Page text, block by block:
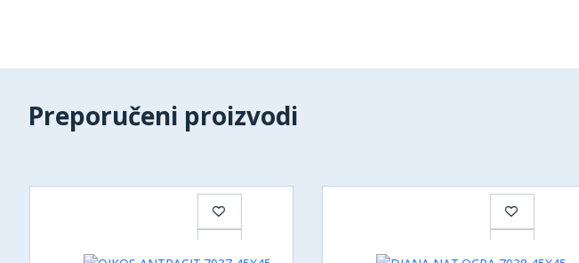
Preporučeni proizvodi